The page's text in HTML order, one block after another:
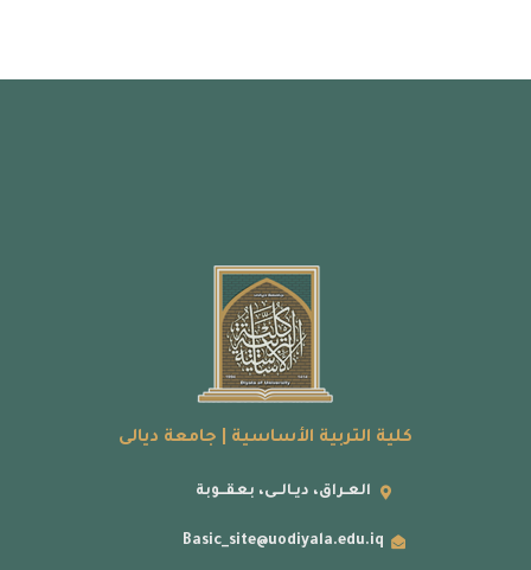
كلية التربية الأساسية | جامعة ديالى
العـراق، ديـالــى، بعقــوبة
Basic_site@uodiyala.edu.iq